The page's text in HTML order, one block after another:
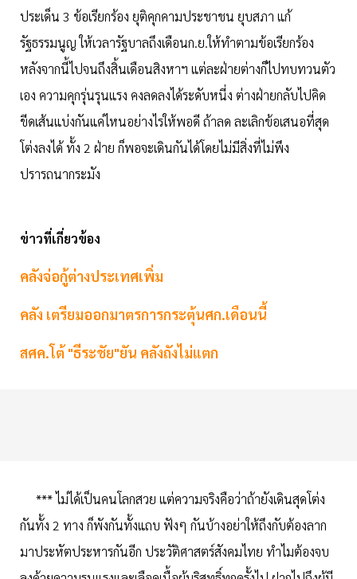
ประเด็น 3 ข้อเรียกร้อง ยุติคุกคามประชาชน ยุบสภา แก้
รัฐธรรมนูญ ให้เวลารัฐบาลถึงเดือนก.ย.ให้ทำตามข้อเรียกร้อง
หลังจากนี้ไปจนถึงสิ้นเดือนสิงหาฯ แต่ละฝ่ายต่างก็ไปทบทวนตัว
เอง ความคุกรุ่นรุนแรง คงลดลงได้ระดับหนี่ง ต่างฝ่ายกลับไปคิด
ขีดเส้นแบ่งกันแค่ไหนอย่างไรให้พอดี ถ้าลด ละเลิกข้อเสนอที่สุด
โต่งลงได้ ทั้ง 2 ฝ่าย ก็พอจะเดินกันได้โดยไม่มีสิ่งที่ไม่พึง
ปรารถนากระมัง
ข่าวที่เกี่ยวข้อง
คลังจ่อกู้ต่างประเทศเพิ่ม
คลัง เตรียมออกมาตรการกระตุ้นศก.เดือนนี้
สศค.โต้ "ธีระชัย"ยัน คลังถังไม่แตก
*** ไม่ได้เป็นคนโลกสวย แต่ความจริงคือว่าถ้ายังเดินสุดโต่ง
กันทั้ง 2 ทาง ก็พังกันทั้งแถบ ฟังๆ กันบ้างอย่าให้ถึงกับต้องลาก
มาประหัตประหารกันอีก ประวัติศาสตร์สังคมไทย ทำไมต้องจบ